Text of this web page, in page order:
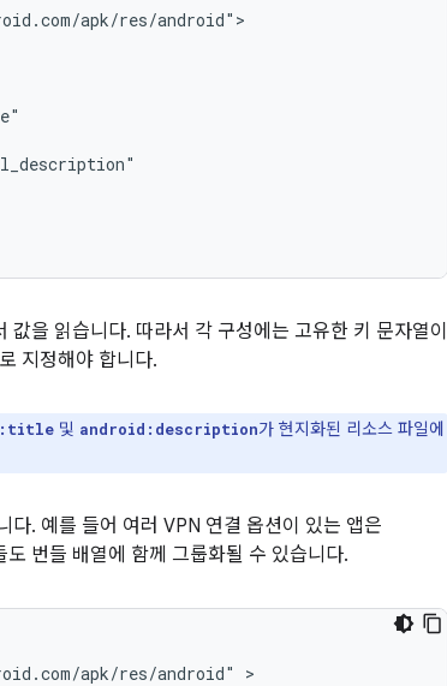
apk/res/android">
값을 읽습니다. 따라서 각 구성에는 고유한 키 문자열이
지정해야 합니다.
및 android:description가 현지화된 리소스 파일에
다. 예를 들어 여러 VPN 연결 옵션이 있는 앱은
번들 배열에 함께 그룹화될 수 있습니다.
apk/res/android" >